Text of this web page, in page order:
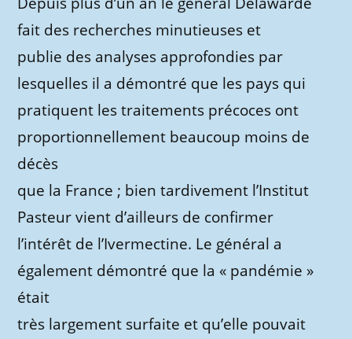
fait des recherches minutieuses et
publie des analyses approfondies par
lesquelles il a démontré que les pays qui
pratiquent les traitements précoces ont
proportionnellement beaucoup moins de
décès
que la France ; bien tardivement l’Institut
Pasteur vient d’ailleurs de confirmer
l’intérêt de l’Ivermectine. Le général a
également démontré que la « pandémie »
était
très largement surfaite et qu’elle pouvait